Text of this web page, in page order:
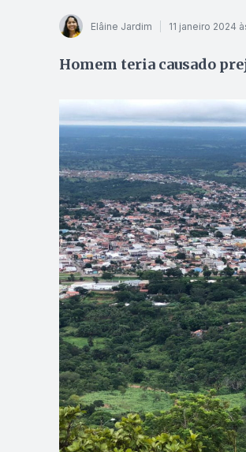
Elâine Jardim 11 janeiro 2024
Homem teria causado